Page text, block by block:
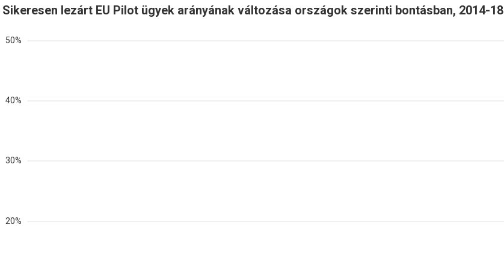
Sikeresen lezárt EU Pilot ügyek arányának változása országok szerinti bontásban, 2014-18
20%
30%
40%
50%